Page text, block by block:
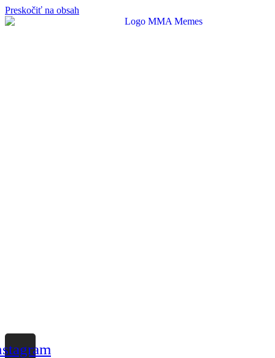
Preskočiť na obsah